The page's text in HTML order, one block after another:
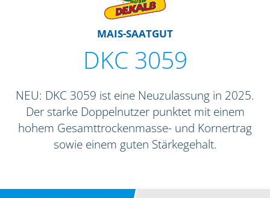
MAIS-SAATGUT
DKC 3059
NEU: DKC 3059 ist eine Neuzulassung in 2025.
Der starke Doppelnutzer punktet mit einem
hohem Gesamttrockenmasse- und Kornertrag
sowie einem guten Stärkegehalt.